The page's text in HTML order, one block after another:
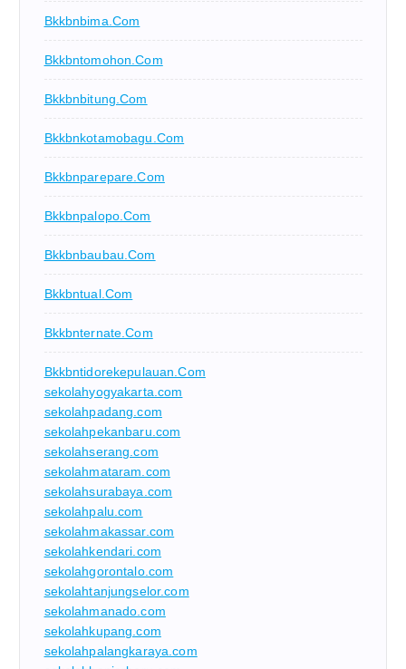
Bkkbnbima.com
Bkkbntomohon.com
Bkkbnbitung.com
Bkkbnkotamobagu.com
Bkkbnparepare.com
Bkkbnpalopo.com
Bkkbnbaubau.com
Bkkbntual.com
Bkkbnternate.com
Bkkbntidorekepulauan.com
sekolahyogyakarta.com
sekolahpadang.com
sekolahpekanbaru.com
sekolahserang.com
sekolahmataram.com
sekolahsurabaya.com
sekolahpalu.com
sekolahmakassar.com
sekolahkendari.com
sekolahgorontalo.com
sekolahtanjungselor.com
sekolahmanado.com
sekolahkupang.com
sekolahpalangkaraya.com